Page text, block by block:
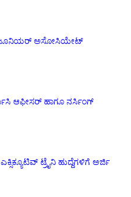
ಜೂನಿಯರ್ ಅಸೋಸಿಯೇಟ್
ಆಫೀಸರ್ ಹಾಗೂ ನರ್ಸಿಂಗ್
ಟ್ರೈನಿ ಹುದ್ದೆಗಳಿಗೆ ಅರ್ಜಿ